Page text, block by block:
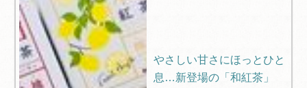
やさしい甘さにほっとひと
息…新登場の「和紅茶」